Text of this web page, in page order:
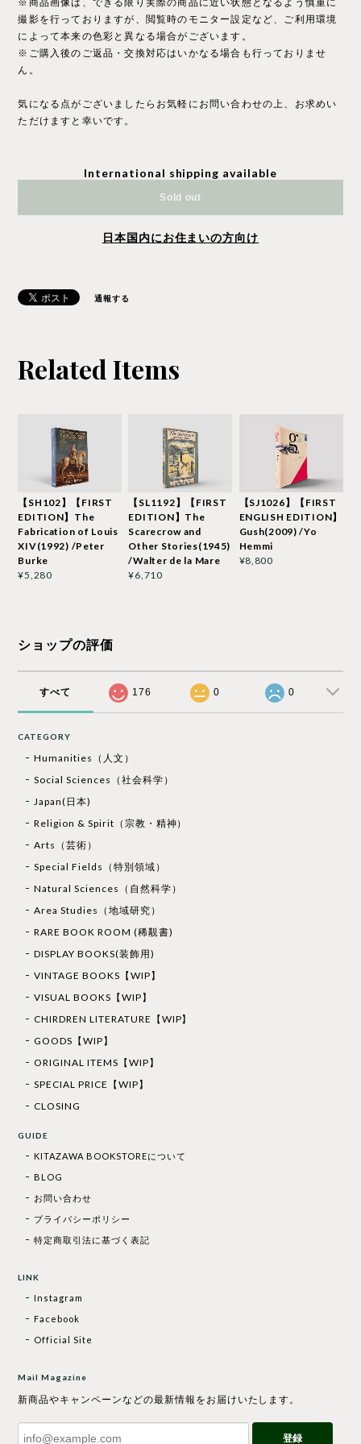
※商品画像は、できる限り実際の商品に近い状態となるよう慎重に
撮影を行っておりますが、閲覧時のモニター設定など、ご利用環境
によって本来の色彩と異なる場合がございます。
※ご購入後のご返品・交換対応はいかなる場合も行っておりませ
ん。
気になる点がございましたらお気軽にお問い合わせの上、お求めい
ただけますと幸いです。
International shipping available
Sold out
日本国内にお住まいの方向け
通報する
Related Items
【SH102】【FIRST
EDITION】The
Fabrication of Louis
XIV(1992) /Peter
Burke
¥5,280
【SL1192】【FIRST
EDITION】The
Scarecrow and
Other Stories(1945)
/Walter de la Mare
¥6,710
【SJ1026】【FIRST
ENGLISH EDITION】
Gush(2009) /Yo
Hemmi
¥8,800
ショップの評価
すべて 176 0 0
CATEGORY
Humanities（人文）
Social Sciences（社会科学）
Japan(日本)
Religion & Spirit（宗教・精神）
Arts（芸術）
Special Fields（特別領域）
Natural Sciences（自然科学）
Area Studies（地域研究）
RARE BOOK ROOM (稀覯書)
DISPLAY BOOKS(装飾用)
VINTAGE BOOKS【WIP】
VISUAL BOOKS【WIP】
CHIRDREN LITERATURE【WIP】
GOODS【WIP】
ORIGINAL ITEMS【WIP】
SPECIAL PRICE【WIP】
CLOSING
GUIDE
KITAZAWA BOOKSTOREについて
BLOG
お問い合わせ
プライバシーポリシー
特定商取引法に基づく表記
LINK
Instagram
Facebook
Official Site
Mail Magazine
新商品やキャンペーンなどの最新情報をお届けいたします。
登録